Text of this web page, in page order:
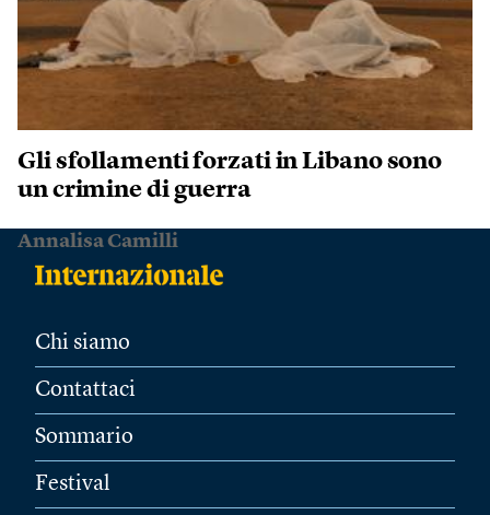
Gli sfollamenti forzati in Libano sono
un crimine di guerra
Annalisa Camilli
Chi siamo
Contattaci
Sommario
Festival